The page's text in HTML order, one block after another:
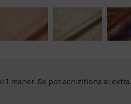
1 maner. Se pot achizitiona si extra.